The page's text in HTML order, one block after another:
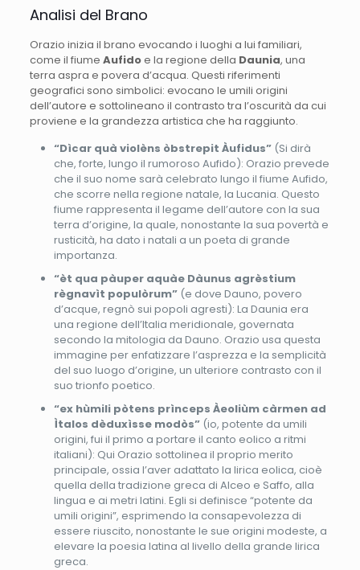
Analisi del Brano
Orazio inizia il brano evocando i luoghi a lui familiari,
come il fiume Aufidoe la regione della Daunia, una
terra aspra e povera d’acqua. Questi riferimenti
geografici sono simbolici: evocano le umili origini
dell’autore e sottolineano il contrasto tra l’oscurità da cui
proviene e la grandezza artistica che ha raggiunto.
“Dìcar quà violèns òbstrepit Àufidus”(Si dirà
che, forte, lungo il rumoroso Aufido): Orazio prevede
che il suo nome sarà celebrato lungo il fiume Aufido,
che scorre nella regione natale, la Lucania. Questo
fiume rappresenta il legame dell’autore con la sua
terra d’origine, la quale, nonostante la sua povertà e
rusticità, ha dato i natali a un poeta di grande
importanza.
“èt qua pàuper aquàe Dàunus agrèstium
règnavìt populòrum”(e dove Dauno, povero
d’acque, regnò sui popoli agresti): La Daunia era
una regione dell’Italia meridionale, governata
secondo la mitologia da Dauno. Orazio usa questa
immagine per enfatizzare l’asprezza e la semplicità
del suo luogo d’origine, un ulteriore contrasto con il
suo trionfo poetico.
“ex hùmili pòtens prìnceps Àeoliùm càrmen ad
Ìtalos dèduxìsse modòs”(io, potente da umili
origini, fui il primo a portare il canto eolico a ritmi
italiani): Qui Orazio sottolinea il proprio merito
principale, ossia l’aver adattato la lirica eolica, cioè
quella della tradizione greca di Alceo e Saffo, alla
lingua e ai metri latini. Egli si definisce “potente da
umili origini”, esprimendo la consapevolezza di
essere riuscito, nonostante le sue origini modeste, a
elevare la poesia latina al livello della grande lirica
greca.